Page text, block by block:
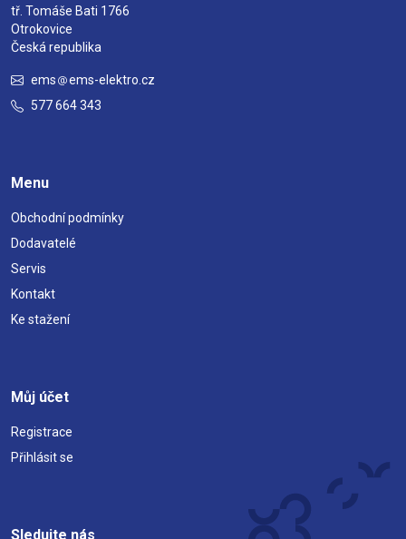
tř. Tomáše Bati 1766
Otrokovice
Česká republika
ems
ems-elektro.cz
577 664 343
Menu
Obchodní podmínky
Dodavatelé
Servis
Kontakt
Ke stažení
Můj účet
Registrace
Přihlásit se
Sledujte nás